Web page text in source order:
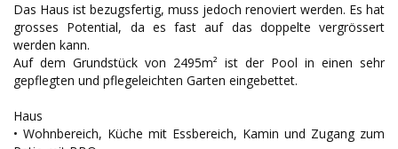
Das Haus ist bezugsfertig, muss jedoch renoviert werden. Es hat
grosses Potential, da es fast auf das doppelte vergrössert
werden kann.
Auf dem Grundstück von 2495m² ist der Pool in einen sehr
gepflegten und pflegeleichten Garten eingebettet.
Haus
• Wohnbereich, Küche mit Essbereich, Kamin und Zugang zum